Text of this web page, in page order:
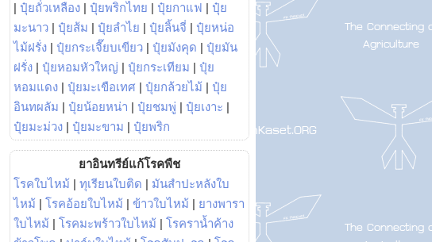
| ปุ๋ยถั่วเหลือง | ปุ๋ยพริกไทย | ปุ๋ยกาแฟ | ปุ๋ย
มะนาว | ปุ๋ยส้ม | ปุ๋ยลำไย | ปุ๋ยลิ้นจี่ | ปุ๋ยหน่อ
ไม้ฝรั่ง | ปุ๋ยกระเจี๊ยบเขียว | ปุ๋ยมังคุด | ปุ๋ยมัน
ฝรั่ง | ปุ๋ยหอมหัวใหญ่ | ปุ๋ยกระเทียม | ปุ๋ย
หอมแดง | ปุ๋ยมะเขือเทศ | ปุ๋ยกล้วยไม้ | ปุ๋ย
อินทผลัม | ปุ๋ยน้อยหน่า | ปุ๋ยชมพู่ | ปุ๋ยเงาะ |
ปุ๋ยมะม่วง | ปุ๋ยมะขาม | ปุ๋ยพริก
ยาอินทรีย์แก้โรคพืช
โรคใบไหม้ | ทุเรียนใบติด | มันสำปะหลังใบ
ไหม้ | โรคอ้อยใบไหม้ | ข้าวใบไหม้ | ยางพารา
ใบไหม้ | โรคมะพร้าวใบไหม้ | โรคราน้ำค้าง